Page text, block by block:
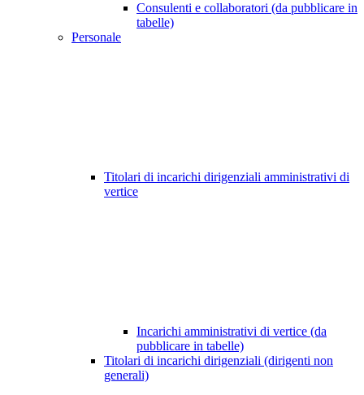
Consulenti e collaboratori (da pubblicare in
tabelle)
Personale
Titolari di incarichi dirigenziali amministrativi di
vertice
Incarichi amministrativi di vertice (da
pubblicare in tabelle)
Titolari di incarichi dirigenziali (dirigenti non
generali)